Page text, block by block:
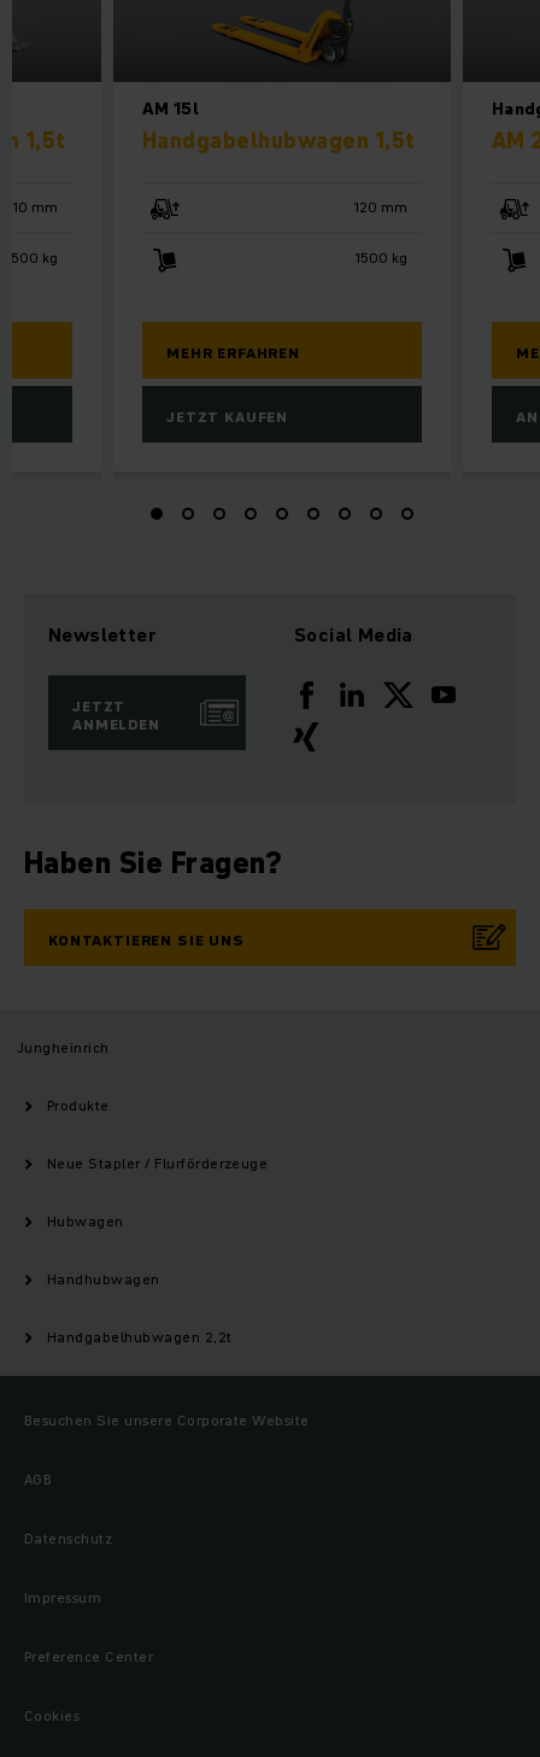
AM 15l
Handgabel­hubwagen 1,5t
120 mm
1500 kg
MEHR ERFAHREN
JETZT KAUFEN
AM
1,5t
710 mm
1500 kg
Newsletter
JETZT
ANMELDEN
Social Media
Haben Sie Fragen?
KONTAKTIEREN SIE UNS
Jungheinrich
Produkte
Neue Stapler / Flurförderzeuge
Hubwagen
Handhubwagen
Handgabel­hubwagen 2,2t
Besuchen Sie unsere Corporate Website
AGB
Datenschutz
Impressum
Preference Center
Cookies